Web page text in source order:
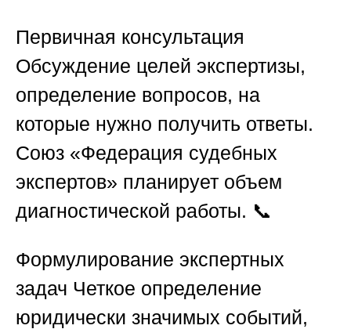
Первичная консультация
Обсуждение целей экспертизы,
определение вопросов, на
которые нужно получить ответы.
Союз «Федерация судебных
экспертов» планирует объем
диагностической работы. 📞
Формулирование экспертных
задач Четкое определение
юридически значимых событий,